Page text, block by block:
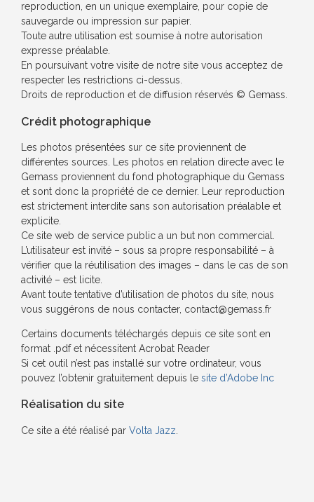
reproduction, en un unique exemplaire, pour copie de
sauvegarde ou impression sur papier.
Toute autre utilisation est soumise à notre autorisation
expresse préalable.
En poursuivant votre visite de notre site vous acceptez de
respecter les restrictions ci-dessus.
Droits de reproduction et de diffusion réservés © Gemass.
Crédit photographique
Les photos présentées sur ce site proviennent de
différentes sources. Les photos en relation directe avec le
Gemass proviennent du fond photographique du Gemass
et sont donc la propriété de ce dernier. Leur reproduction
est strictement interdite sans son autorisation préalable et
explicite.
Ce site web de service public a un but non commercial.
L’utilisateur est invité – sous sa propre responsabilité – à
vérifier que la réutilisation des images – dans le cas de son
activité – est licite.
Avant toute tentative d’utilisation de photos du site, nous
vous suggérons de nous contacter, contact@gemass.fr
Certains documents téléchargés depuis ce site sont en
format .pdf et nécessitent Acrobat Reader
Si cet outil n’est pas installé sur votre ordinateur, vous
pouvez l’obtenir gratuitement depuis le site d’Adobe Inc
Réalisation du site
Ce site a été réalisé par Volta Jazz